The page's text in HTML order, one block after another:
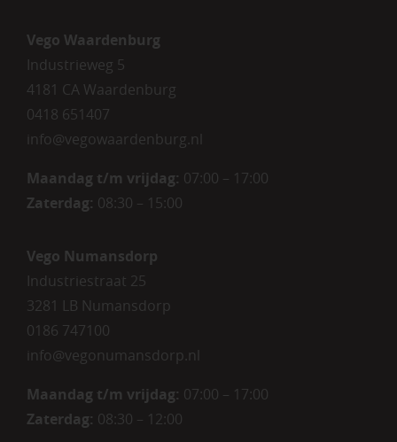
Vego Waardenburg
Industrieweg 5
4181 CA Waardenburg
0418 651407
info@vegowaardenburg.nl
Maandag t/m vrijdag: 07:00 – 17:00
Zaterdag: 08:30 – 15:00
Vego Numansdorp
Industriestraat 25
3281 LB Numansdorp
0186 747100
info@vegonumansdorp.nl
Maandag t/m vrijdag: 07:00 – 17:00
Zaterdag: 08:30 – 12:00